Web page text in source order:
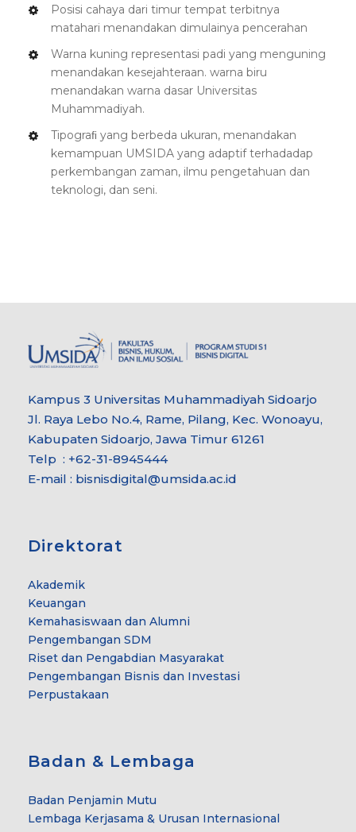
Posisi cahaya dari timur tempat terbitnya
matahari menandakan dimulainya pencerahan
Warna kuning representasi padi yang menguning
menandakan kesejahteraan. warna biru
menandakan warna dasar Universitas
Muhammadiyah.
Tipograﬁ yang berbeda ukuran, menandakan
kemampuan UMSIDA yang adaptif terhadadap
perkembangan zaman, ilmu pengetahuan dan
teknologi, dan seni.
Kampus 3 Universitas Muhammadiyah Sidoarjo
Jl. Raya Lebo No.4, Rame, Pilang, Kec. Wonoayu,
Kabupaten Sidoarjo, Jawa Timur 61261
Telp : +62-31-8945444
E-mail : bisnisdigital@umsida.ac.id
Direktorat
Akademik
Keuangan
Kemahasiswaan dan Alumni
Pengembangan SDM
Riset dan Pengabdian Masyarakat
Pengembangan Bisnis dan Investasi
Perpustakaan
Badan & Lembaga
Badan Penjamin Mutu
Lembaga Kerjasama & Urusan Internasional